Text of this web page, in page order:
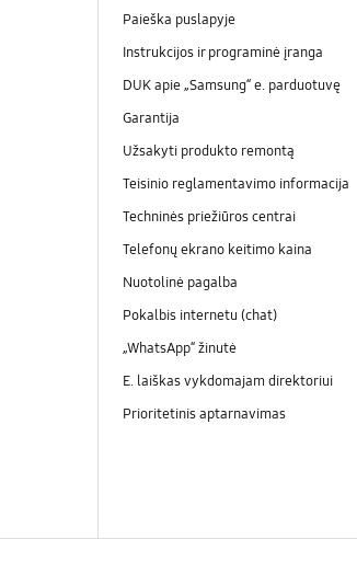
Paieška puslapyje
Instrukcijos ir programinė įranga
DUK apie „Samsung“ e. parduotuvę
Garantija
Užsakyti produkto remontą
Teisinio reglamentavimo informacija
Techninės priežiūros centrai
Telefonų ekrano keitimo kaina
Nuotolinė pagalba
Pokalbis internetu (chat)
„WhatsApp“ žinutė
E. laiškas vykdomajam direktoriui
Prioritetinis aptarnavimas